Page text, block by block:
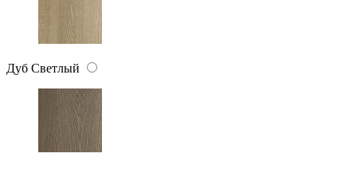
Дуб Светлый